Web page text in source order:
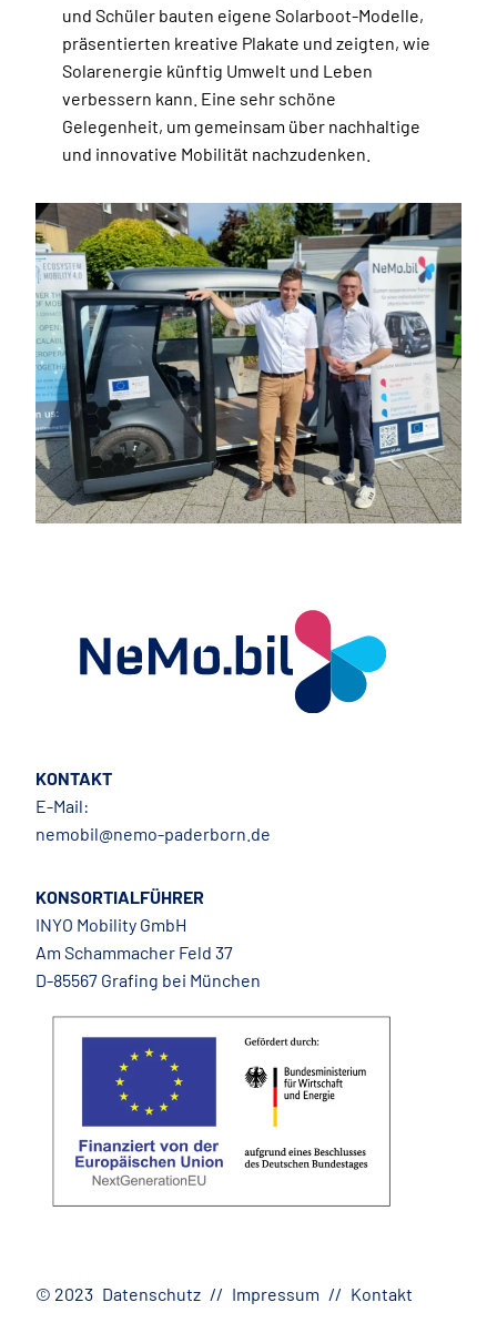
und Schüler bauten eigene Solarboot-Modelle,
präsentierten kreative Plakate und zeigten, wie
Solarenergie künftig Umwelt und Leben
verbessern kann. Eine sehr schöne
Gelegenheit, um gemeinsam über nachhaltige
und innovative Mobilität nachzudenken.
KONTAKT
E-Mail:
nemobil@nemo-paderborn.de
KONSORTIALFÜHRER
INYO Mobility GmbH
Am Schammacher Feld 37
D-85567 Grafing bei München
© 2023 Datenschutz Impressum Kontakt